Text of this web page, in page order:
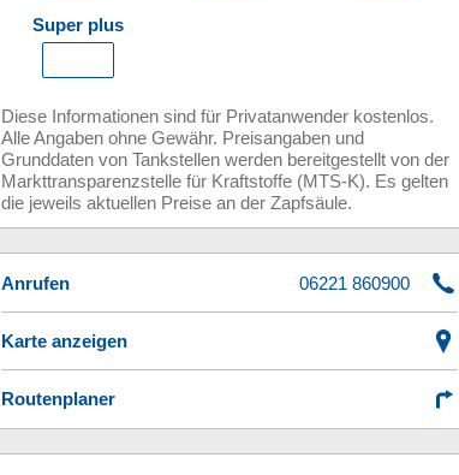
Super plus
Diese Informationen sind für Privatanwender kostenlos.
Alle Angaben ohne Gewähr. Preisangaben und
Grunddaten von Tankstellen werden bereitgestellt von der
Markttransparenzstelle für Kraftstoffe (MTS-K). Es gelten
die jeweils aktuellen Preise an der Zapfsäule.
Anrufen
Karte anzeigen
Routenplaner